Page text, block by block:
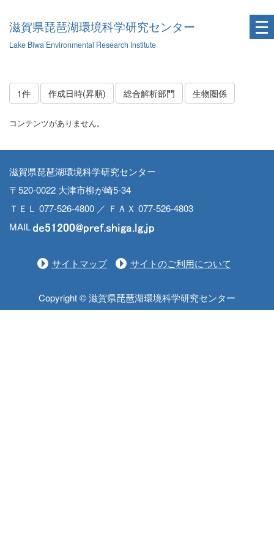
滋賀県琵琶湖環境科学研究センター
Lake Biwa Environmental Research Institute
1件 作成日時(昇順) 総合解析部門 生物圏係
コンテンツがありません。
滋賀県琵琶湖環境科学研究センター
〒520-0022 大津市柳が崎5-34
ＴＥＬ 077-526-4800 ／ ＦＡＸ 077-526-4803
MAIL
サイトマップ サイトのご利用について
Copyright © 滋賀県琵琶湖環境科学研究センター